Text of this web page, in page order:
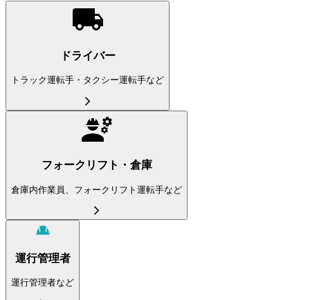
ドライバー
トラック運転手・タクシー運転手など
フォークリフト・倉庫
倉庫内作業員、フォークリフト運転手など
運行管理者
運行管理者など